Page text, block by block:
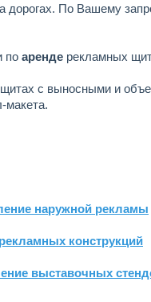
дорогах. По Вашему
по аренде рекламных
с выносными и
макета.
наружной рекламы
конструкций
выставочных